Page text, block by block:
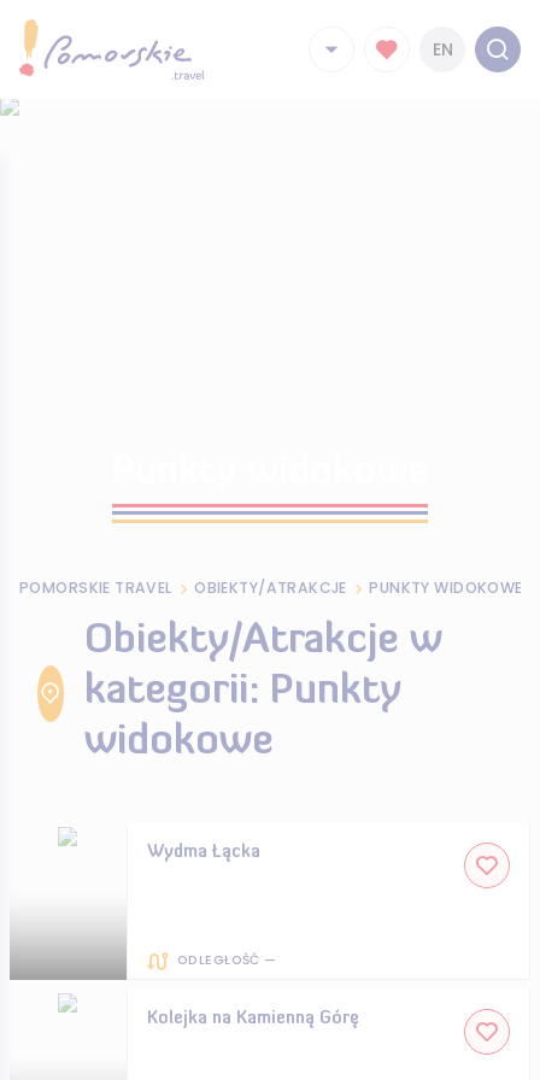
EN
POMORSKIE TRAVEL OBIEKTY/ATRAKCJE PUNKTY WIDOKOWE
Obiekty/Atrakcje w
kategorii: Punkty
widokowe
Wydma Łącka
ODLEGŁOŚĆ —
Kolejka na Kamienną Górę